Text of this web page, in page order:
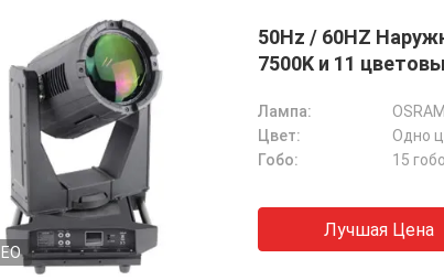
50Hz / 60HZ
7500K и 11
Лампа:
Цвет:
Гобо:
15
Лучшая Цена